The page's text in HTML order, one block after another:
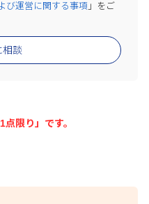
相談
び運営に関する事項 」をご
限り」です。